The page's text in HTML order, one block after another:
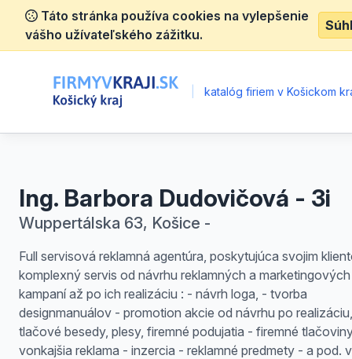
Táto stránka používa cookies na vylepšenie
vášho užívateľského zážitku.
katalóg firiem v Košickom
Ing. Barbora Dudovičová - 3i
Wuppertálska 63, Košice -
Full servisová reklamná agentúra, poskytujúca svojim
komplexný servis od návrhu reklamných a marketingových
kampaní až po ich realizáciu : - návrh loga, - tvorba
designmanuálov - promotion akcie od návrhu po realizáciu,
tlačové besedy, plesy, firemné podujatia - firemné
vonkajšia reklama - inzercia - reklamné predmety - a pod.